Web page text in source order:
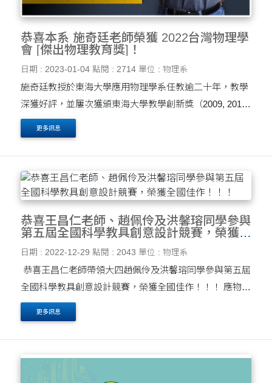
恭喜本系 施奇廷老師榮獲 2022台灣物理學
會 [傑出物理教育獎]！
日期 : 2023-01-04 點閱 : 2714 單位 : 物理系
施奇廷教授於東海大學應用物理學系任教逾二十年，教學
深獲好評，並屢次獲頒東海大學教學創新獎（2009, 2012,
2013）、教學傑出獎（2013）、教學優良獎（2021）等
獎項。 施教授不僅為國內大學翻轉教學的先驅者....
更多訊息
恭喜王昌仁老師、趙佩伶及洪馨瑢同學參與
第五屆全國科學教具創意設計競賽，榮獲全
日期 : 2022-12-29 點閱 : 2043 單位 : 物理系
恭喜王昌仁老師帶領大四趙佩伶及洪馨瑢同學參與第五屆
全國科學教具創意設計競賽，榮獲全國佳作！！！ 應物系
此次參與競賽的作品為[銀在起跑點] 。 銀鏡反應是目前高
中化學的實驗之一，我們改良了....
更多訊息